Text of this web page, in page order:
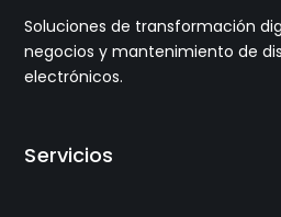
Soluciones de transformación
negocios y mantenimiento de
electrónicos.
Servicios